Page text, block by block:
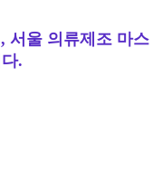
서울 의류제조 마스
.